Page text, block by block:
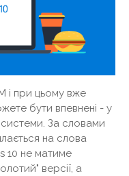
і при цьому вже
бути впевнені - у
системи. За словами
на слова
10 не матиме
версії, а